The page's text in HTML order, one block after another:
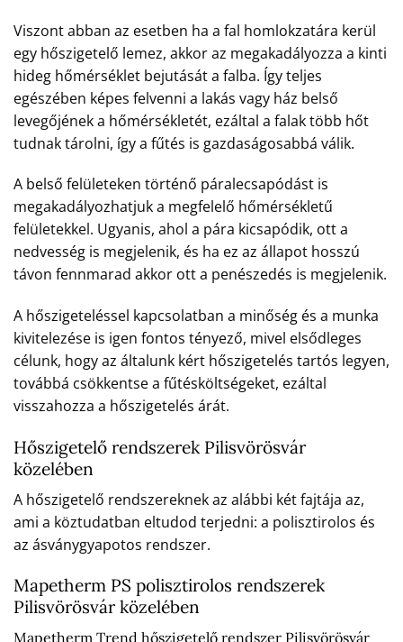
Viszont abban az esetben ha a fal homlokzatára kerül
egy hőszigetelő lemez, akkor az megakadályozza a kinti
hideg hőmérséklet bejutását a falba. Így teljes
egészében képes felvenni a lakás vagy ház belső
levegőjének a hőmérsékletét, ezáltal a falak több hőt
tudnak tárolni, így a fűtés is gazdaságosabbá válik.
A belső felületeken történő páralecsapódást is
megakadályozhatjuk a megfelelő hőmérsékletű
felületekkel. Ugyanis, ahol a pára kicsapódik, ott a
nedvesség is megjelenik, és ha ez az állapot hosszú
távon fennmarad akkor ott a penészedés is megjelenik.
A hőszigeteléssel kapcsolatban a minőség és a munka
kivitelezése is igen fontos tényező, mivel elsődleges
célunk, hogy az általunk kért hőszigetelés tartós legyen,
továbbá csökkentse a fűtésköltségeket, ezáltal
visszahozza a hőszigetelés árát.
Hőszigetelő rendszerek Pilisvörösvár
közelében
A hőszigetelő rendszereknek az alábbi két fajtája az,
ami a köztudatban eltudod terjedni: a polisztirolos és
az ásványgyapotos rendszer.
Mapetherm PS polisztirolos rendszerek
Pilisvörösvár közelében
Mapetherm Trend hőszigetelő rendszer Pilisvörösvár